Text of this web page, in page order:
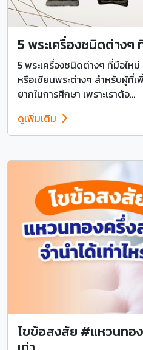
5 พระเครื่องชนิดต่างๆ
5 พระเครื่องชนิดต่างๆ ที่มือให
หรือเซียนพระต่างๆ สำหรับผู้ที่เ
ยากในการศึกษา เพราะเราต้อ...
ดูเพิ่มเติม
ไขข้อสงสัย #แหวนทอ